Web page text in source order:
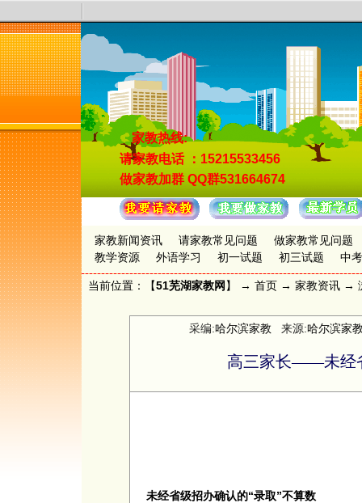
家教热线:
请家教电话 ：15215533456
做家教加群 QQ群531664674
家教新闻资讯 请家教常见问题
做家教常见问题
教学资源
外语学习 初一试题 初三试题 中
当前位置：【51芜湖家教网 】 → 首页 → 家教资讯 →
采编:哈尔滨家教 来源:哈尔滨家
高三家长——未经
未经省级招办确认的“录取”不算数